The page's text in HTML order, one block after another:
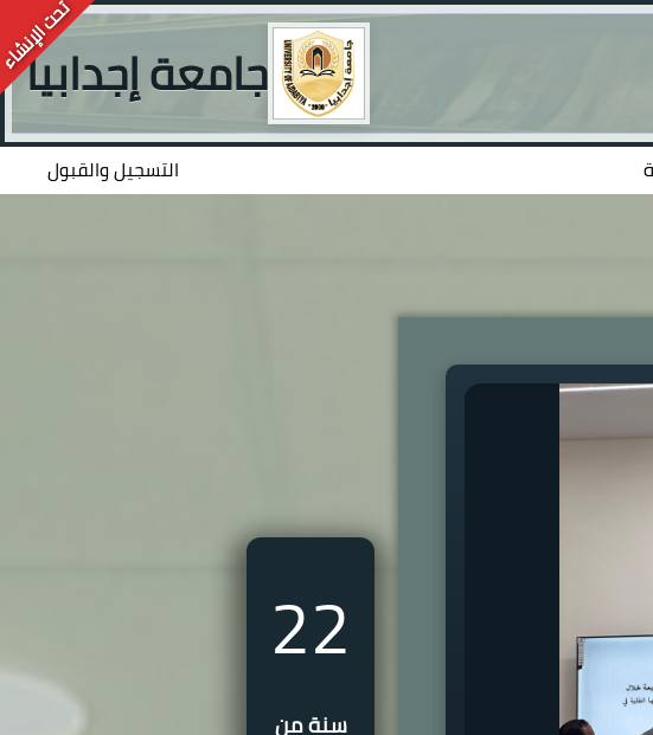
جامعة إجدابيا
التسجيل والقبول
22
سنة من